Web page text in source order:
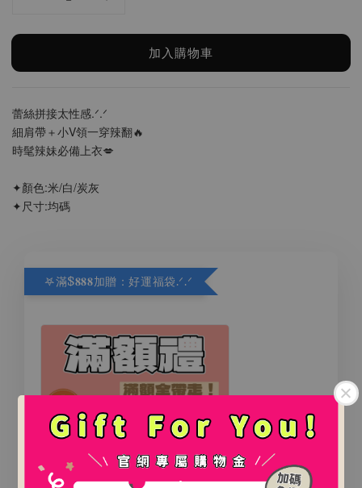
.
加入購物車
蕾絲拼接太性感.ᐟ.ᐟ
細肩帶＋小V領一穿辣翻🔥
時髦辣妹必備上衣💋
✦顏色:米/白/炭灰
✦尺寸:均碼
𖤐滿$𝟖𝟖𝟖加贈：好運福袋.ᐟ‪.ᐟ